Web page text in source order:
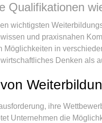
Qualifikationen
wichtigsten
und praxisnahen
Möglichkeiten in
Denken als
ihre
Unternehmen die